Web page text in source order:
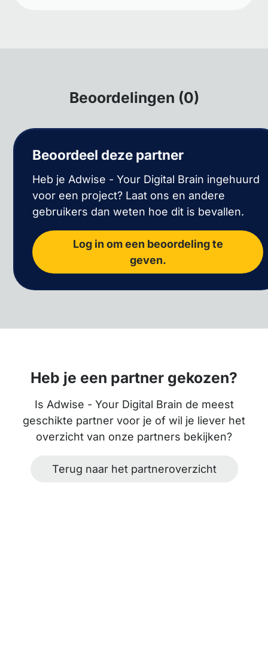
Beoordelingen (0)
Beoordeel deze partner
Heb je Adwise - Your Digital Brain ingehuurd
voor een project? Laat ons en andere
gebruikers dan weten hoe dit is bevallen.
Log in om een beoordeling te
geven.
Heb je een partner gekozen?
Is Adwise - Your Digital Brain de meest
geschikte partner voor je of wil je liever het
overzicht van onze partners bekijken?
Terug naar het partneroverzicht